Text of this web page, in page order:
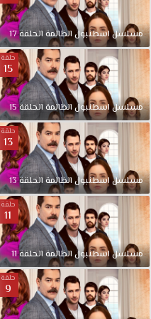
تعيش
في
أنطاكيا
أولادها
الثلاثة،
تتقاطع
طرقها
طرق
إبن
مدينتها
(آغاه
كاراشي)
الذي
يحتل
مكانة
بارزة
بين
عمالقة
مسلسلاسطنبول الظالمةالحلقة17
حلقة
15
مسلسلاسطنبول الظالمةالحلقة15
حلقة
13
مسلسلاسطنبول الظالمةالحلقة13
حلقة
11
مسلسلاسطنبول الظالمةالحلقة11
حلقة
9